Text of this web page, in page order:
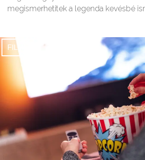
megismerhetitek a legenda kevésbé
FILMEK